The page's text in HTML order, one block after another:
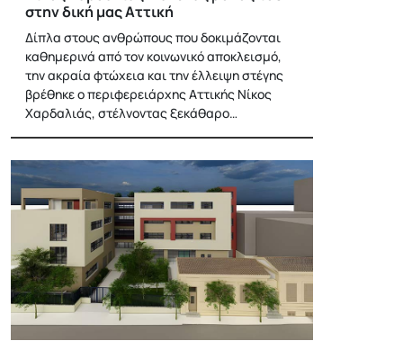
στην δική μας Αττική
Δίπλα στους ανθρώπους που δοκιμάζονται
καθημερινά από τον κοινωνικό αποκλεισμό,
την ακραία φτώχεια και την έλλειψη στέγης
βρέθηκε ο περιφερειάρχης Αττικής Νίκος
Χαρδαλιάς, στέλνοντας ξεκάθαρο…